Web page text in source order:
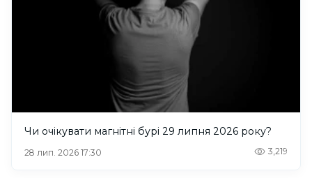
Чи очікувати магнітні бурі 29 липня 2026 року?
28 лип. 2026 17:30 3,219